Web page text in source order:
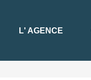
L' AGENCE